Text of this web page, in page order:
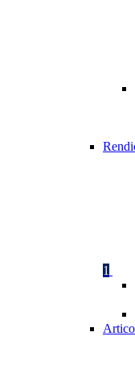
1